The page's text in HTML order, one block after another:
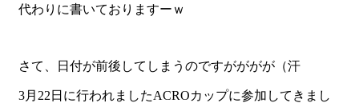
代わりに書いておりますーｗ
さて、日付が前後してしまうのですがががが（汗
3月22日に行われましたACROカップに参加してきまし